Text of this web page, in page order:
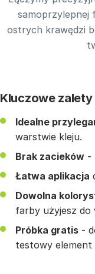
samoprzylepnej
ostrych krawędzi
Kluczowe
Idealne
warstwie kleju.
Brak zacieków -
Łatwa aplikacja
Dowolna
farby użyjesz do
Próbka gratis -
testowy element